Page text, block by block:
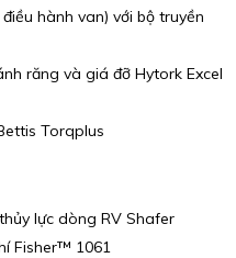
hành van) với bộ truyền
răng và giá đỡ Hytork Excel
Torqplus
lực dòng RV Shafer
Fisher™ 1061